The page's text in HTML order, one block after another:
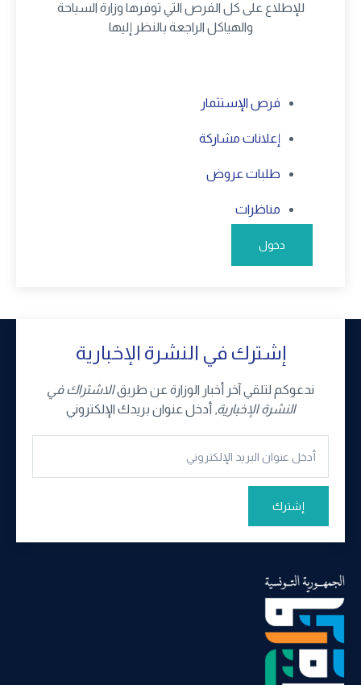
للإطلاع على كل الفرص التي توفرها وزارة السياحة
والهياكل الراجعة بالنظر إليها
فرص الإستثمار
إعلانات مشاركة
طلبات عروض
مناظرات
دخول
إشترك في النشرة الإخبارية
ندعوكم لتلقي آخر أخبار الوزارة عن طريقالاشتراك في
النشرة الإخبارية, أدخل عنوان بريدك الإلكتروني
إشترك